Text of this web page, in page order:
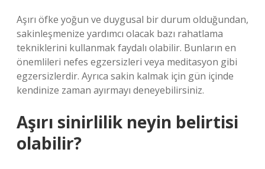
Aşırı öfke yoğun ve duygusal bir durum olduğundan,
sakinleşmenize yardımcı olacak bazı rahatlama
tekniklerini kullanmak faydalı olabilir. Bunların en
önemlileri nefes egzersizleri veya meditasyon gibi
egzersizlerdir. Ayrıca sakin kalmak için gün içinde
kendinize zaman ayırmayı deneyebilirsiniz.
Aşırı sinirlilik neyin belirtisi
olabilir?